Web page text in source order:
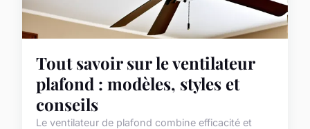
Tout savoir sur le ventilateur
plafond : modèles, styles et
conseils
Le ventilateur de plafond combine efficacité et